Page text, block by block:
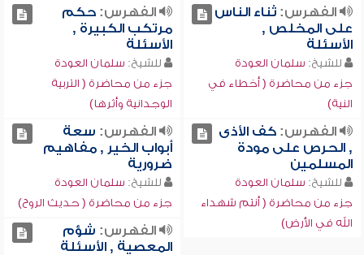
الفهرس:ثناء الناس
على المخلص ,
الأسئلة
للشيخ: سلمان العودة
جزء من محاضرة ( أخطاء في
النية)
الفهرس:حكم
مرتكب الكبيرة ,
الأسئلة
للشيخ: سلمان العودة
جزء من محاضرة ( التربية
الوجدانية وأثرها)
الفهرس:كف الأذى
, الحرص على مودة
المسلمين
للشيخ: سلمان العودة
جزء من محاضرة ( أنتم شهداء
الله في الأرض)
الفهرس: سعة
أبواب الخير , مفاهيم
ضرورية
للشيخ: سلمان العودة
جزء من محاضرة ( حديث الروح)
الفهرس: شؤم
المعصية , الأسئلة